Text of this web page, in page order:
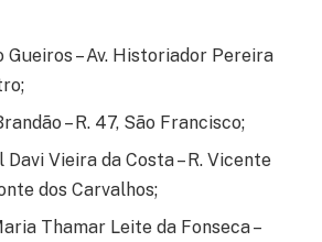
Gueiros – Av. Historiador Pereira
– R. 47, São Francisco;
Davi Vieira da Costa – R. Vicente
dos Carvalhos;
Thamar Leite da Fonseca –